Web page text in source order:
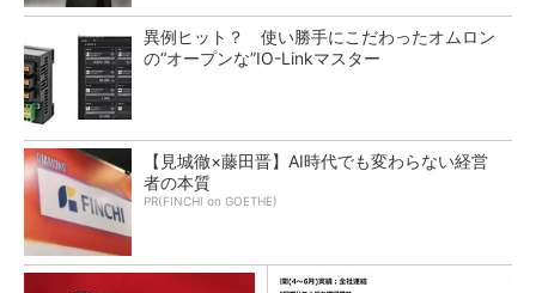
異例ヒット？ 使い勝手にこだわったオムロン
の“オープンな”IO-Linkマスター
【見城徹×藤田晋】AI時代でも変わらない経営
者の本質
PR(FINCHI on GOETHE)